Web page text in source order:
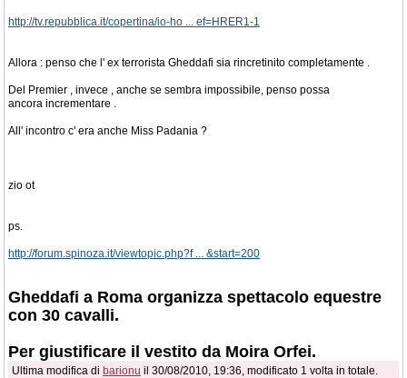
http://tv.repubblica.it/copertina/io-ho ... ef=HRER1-1
Allora : penso che l' ex terrorista Gheddafi sia rincretinito completamente .
Del Premier , invece , anche se sembra impossibile, penso possa
ancora incrementare .
All' incontro c' era anche Miss Padania ?
zio ot
ps.
http://forum.spinoza.it/viewtopic.php?f ... &start=200
Gheddafi a Roma organizza spettacolo equestre
con 30 cavalli.
Per giustificare il vestito da Moira Orfei.
Ultima modifica di barionu il 30/08/2010, 19:36, modificato 1 volta in totale.